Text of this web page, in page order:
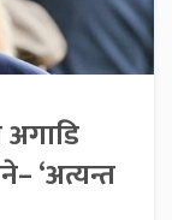
अगाडि
‘अत्यन्त